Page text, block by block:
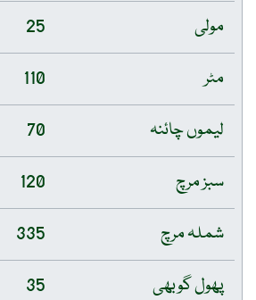
مولی
25
مٹر
110
لیموں چائنہ
70
سبز مرچ
120
شملہ مرچ
335
پھول گوبھی
35